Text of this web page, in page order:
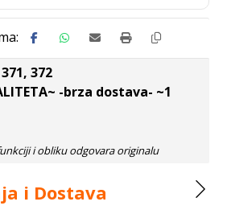
372
-brza dostava- ~1
i Dostava